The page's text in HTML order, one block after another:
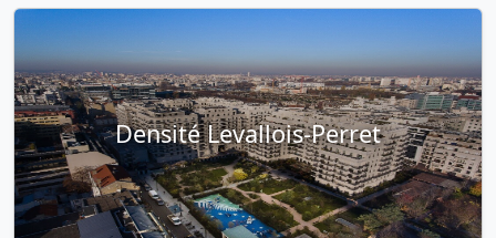
Densité Levallois-Perret